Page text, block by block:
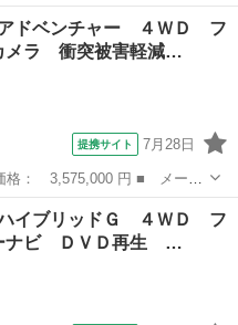
■ グレード名： ４ＷＤ
ＳＤナビ／衝突安全装置
アドベンチャー ４ＷＤ フ
メラ 衝突被害軽減…
提携サイト 7月28日
■ グレード名： アドベン
ラ 衝突被害軽減システム
ハイブリッドＧ ４ＷＤ フ
ナビ ＤＶＤ再生 …